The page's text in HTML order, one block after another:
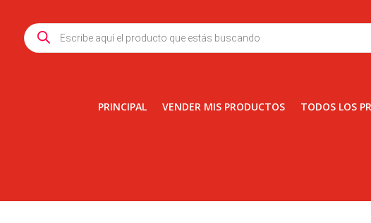
Products
search
PRINCIPAL VENDER MIS PRODUCTOS TODOS LOS